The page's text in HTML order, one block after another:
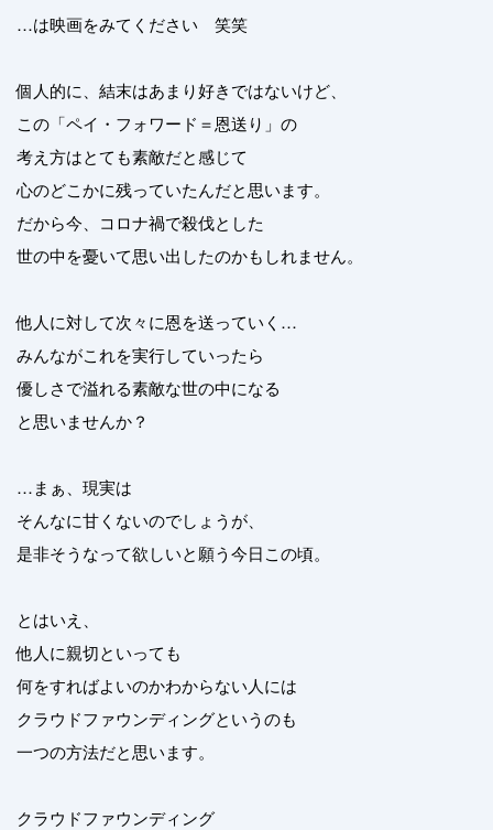
…は映画をみてください 笑笑
個人的に、結末はあまり好きではないけど、
この「ペイ・フォワード＝恩送り」の
考え方はとても素敵だと感じて
心のどこかに残っていたんだと思います。
だから今、コロナ禍で殺伐とした
世の中を憂いて思い出したのかもしれません。
他人に対して次々に恩を送っていく…
みんながこれを実行していったら
優しさで溢れる素敵な世の中になる
と思いませんか？
…まぁ、現実は
そんなに甘くないのでしょうが、
是非そうなって欲しいと願う今日この頃。
とはいえ、
他人に親切といっても
何をすればよいのかわからない人には
クラウドファウンディングというのも
一つの方法だと思います。
クラウドファウンディング